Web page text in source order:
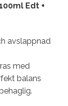
Edt +
avslappnad
med
balans